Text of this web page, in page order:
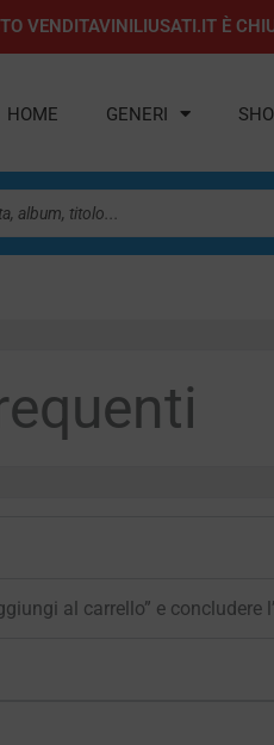
VENDITAVINILIUSATI.IT È
HOME GENERI
al carrello” e concludere